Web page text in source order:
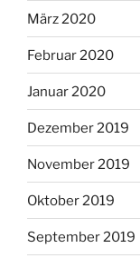
März 2020
Februar 2020
Januar 2020
Dezember 2019
November 2019
Oktober 2019
September 2019